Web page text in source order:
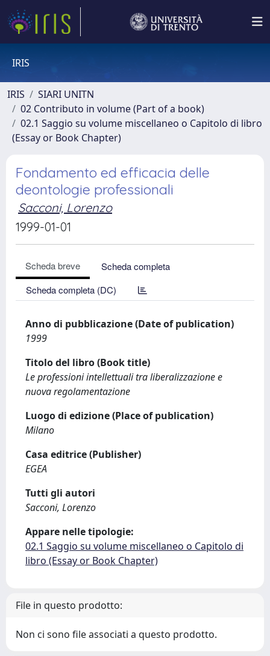
IRIS
IRIS
SIARI UNITN
02 Contributo in volume (Part of a book)
02.1 Saggio su volume miscellaneo o Capitolo di libro
(Essay or Book Chapter)
Fondamento ed efficacia delle
deontologie professionali
Sacconi, Lorenzo
1999-01-01
Scheda breve
Scheda completa
Scheda completa (DC)
Anno di pubblicazione (Date of publication)
1999
Titolo del libro (Book title)
Le professioni intellettuali tra liberalizzazione e
nuova regolamentazione
Luogo di edizione (Place of publication)
Milano
Casa editrice (Publisher)
EGEA
Tutti gli autori
Sacconi, Lorenzo
Appare nelle tipologie:
02.1 Saggio su volume miscellaneo o Capitolo di
libro (Essay or Book Chapter)
File in questo prodotto:
Non ci sono file associati a questo prodotto.